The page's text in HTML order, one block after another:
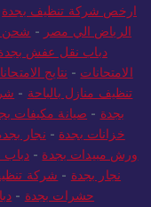
ارخص شركة تنظيف بجدة
الرياض الي مصر - شحن
دباب نقل عفش
الامتحانات - نتايج
تنظيف منازل بالباحة -
بجدة - صيانة مكيفات
خزانات بجدة - نجار
ورش مبيدات بجدة -
نجار بجدة - شركة
حشرات بجدة -